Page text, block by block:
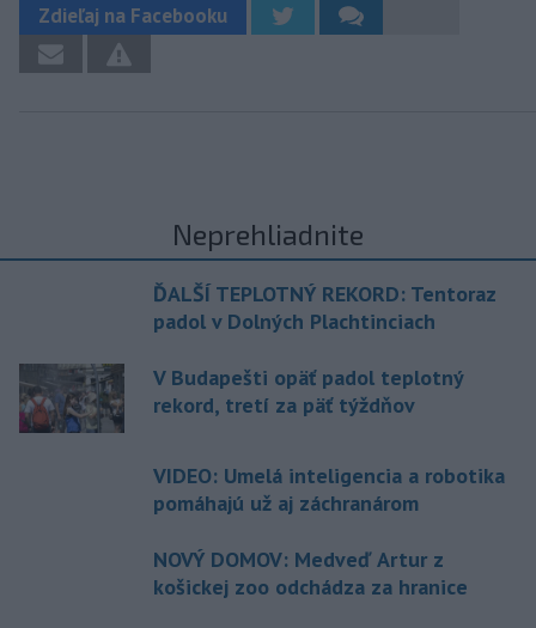
Zdieľaj na Facebooku
Neprehliadnite
ĎALŠÍ TEPLOTNÝ REKORD: Tentoraz
padol v Dolných Plachtinciach
V Budapešti opäť padol teplotný
rekord, tretí za päť týždňov
VIDEO: Umelá inteligencia a robotika
pomáhajú už aj záchranárom
NOVÝ DOMOV: Medveď Artur z
košickej zoo odchádza za hranice